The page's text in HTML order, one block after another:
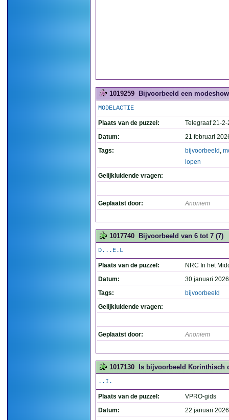
1019259 Bijvoorbeeld een
MODELACTIE
Plaats van de puzzel:
Telegraaf 21-
Datum:
21 februari
Tags:
bijvoorbeeld ,
lopen
Gelijkluidende vragen:
Geplaatst door: Anoniem
1017740 Bijvoorbeeld van 6 tot 7 (7)
D...E.L
Plaats van de puzzel:
NRC In het
Datum:
30 januari
Tags:
bijvoorbeeld
Gelijkluidende vragen:
Geplaatst door: Anoniem
1017130 Is bijvoorbeeld Korinthisch
..I.
Plaats van de puzzel:
VPRO-gids
Datum:
22 januari